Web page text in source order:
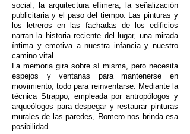
social, la arquitectura efímera, la señalización
publicitaria y el paso del tiempo. Las pinturas y
los letreros en las fachadas de los edificios
narran la historia reciente del lugar, una mirada
íntima y emotiva a nuestra infancia y nuestro
camino vital.
La memoria gira sobre sí misma, pero necesita
espejos y ventanas para mantenerse en
movimiento, todo para reinventarse. Mediante la
técnica Strappo, empleada por antropólogos y
arqueólogos para despegar y restaurar pinturas
murales de las paredes, Romero nos brinda esa
posibilidad.